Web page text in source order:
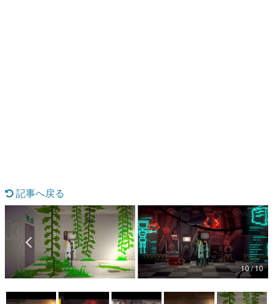
マンガ
女性向け
アプリレビュー
その他
記事へ戻る
10 / 10